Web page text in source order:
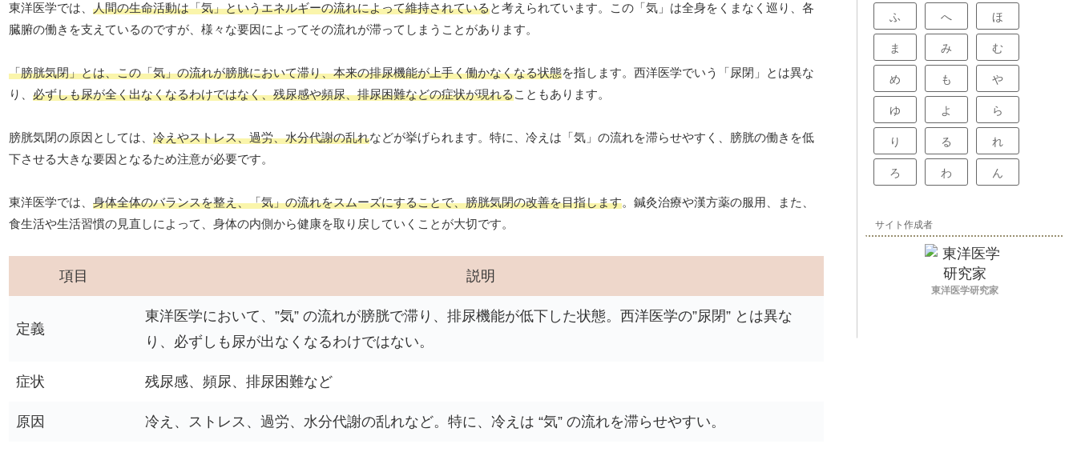
東洋医学では、 人間の生命活動は「気」というエネルギーの流れによって維持されていると考えられています。この「気」は全身をくまなく巡り、各
臓腑の働きを支えているのですが、様々な要因によってその流れが滞ってしまうことがあります。
「膀胱気閉」とは、この「気」の流れが膀胱において滞り、本来の排尿機能が上手く働かなくなる状態を指します。西洋医学でいう「尿閉」とは異な
り、 必ずしも尿が全く出なくなるわけではなく、残尿感や頻尿、排尿困難などの症状が現れることもあります。
膀胱気閉の原因としては、 冷えやストレス、過労、水分代謝の乱れなどが挙げられます。特に、冷えは「気」の流れを滞らせやすく、膀胱の働きを低
下させる大きな要因となるため注意が必要です。
東洋医学では、 身体全体のバランスを整え、「気」の流れをスムーズにすることで、膀胱気閉の改善を目指します。鍼灸治療や漢方薬の服用、また、
食生活や生活習慣の見直しによって、身体の内側から健康を取り戻していくことが大切です。
項目 説明
定義
東洋医学において、”気” の流れが膀胱で滞り、排尿機能が低下した状態。西洋医学の”尿閉” とは異な
り、必ずしも尿が出なくなるわけではない。
症状 残尿感、頻尿、排尿困難など
原因 冷え、ストレス、過労、水分代謝の乱れなど。特に、冷えは “気” の流れを滞らせやすい。
ふ へ ほ
ま み む
め も や
ゆ よ ら
り る れ
ろ わ ん
サイト作成者
東洋医学研究家